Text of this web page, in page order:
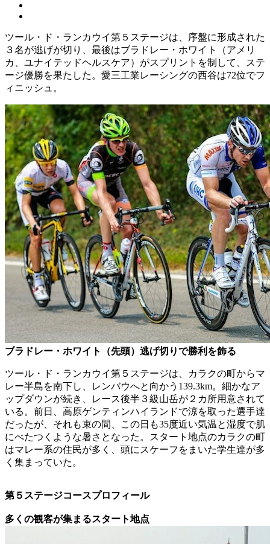
ツール・ド・ランカウイ第５ステージは、序盤に形成された
３名が逃げが切り、最後はブラドレー・ホワイト（アメリ
カ、ユナイテッドヘルスケア）がスプリントを制して、ステ
ージ優勝を果たした。愛三工業レーシングの西谷は72位でフ
ィニッシュ。
ブラドレー・ホワイト（先頭）逃げ切りで勝利を飾る
ツール・ド・ランカウイ第５ステージは、カラクの町からマ
レー半島を南下し、レンバウへと向かう139.3km。細かなア
ップダウンが続き、レース後半３級山岳が２カ所用意されて
いる。前日、高原ゲンティンハイランドで涼を取った選手達
だったが、それも束の間、この日も35度近い気温と湿度で肌
にべたつくような暑さとなった。スタート地点のカラクの町
はマレー系の住民が多く、頭にスケーフをまいた学生達が多
く集まっていた。
第５ステージコースプロフィール
多くの観客が集まるスタート地点